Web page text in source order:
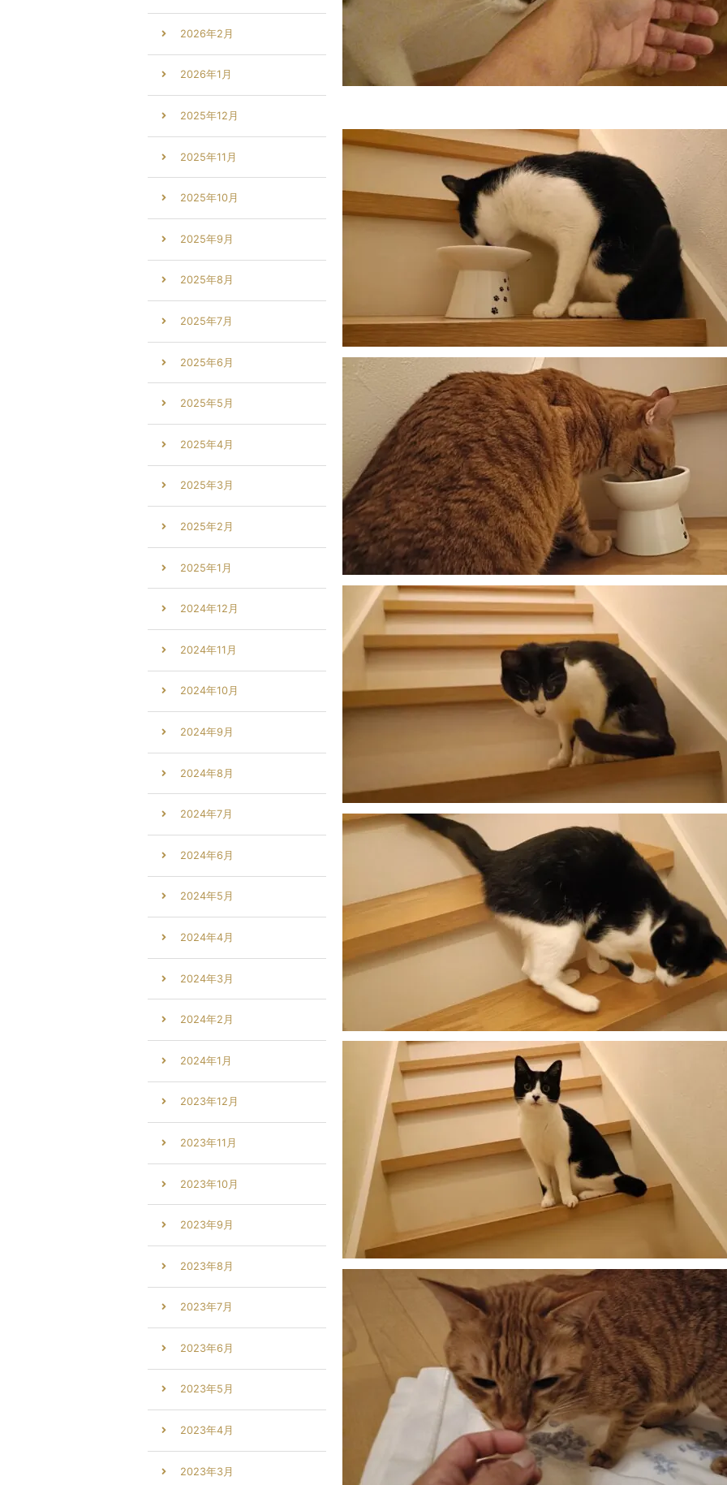
2026年2月
2026年1月
2025年12月
2025年11月
2025年10月
2025年9月
2025年8月
2025年7月
2025年6月
2025年5月
2025年4月
2025年3月
2025年2月
2025年1月
2024年12月
2024年11月
2024年10月
2024年9月
2024年8月
2024年7月
2024年6月
2024年5月
2024年4月
2024年3月
2024年2月
2024年1月
2023年12月
2023年11月
2023年10月
2023年9月
2023年8月
2023年7月
2023年6月
2023年5月
2023年4月
2023年3月